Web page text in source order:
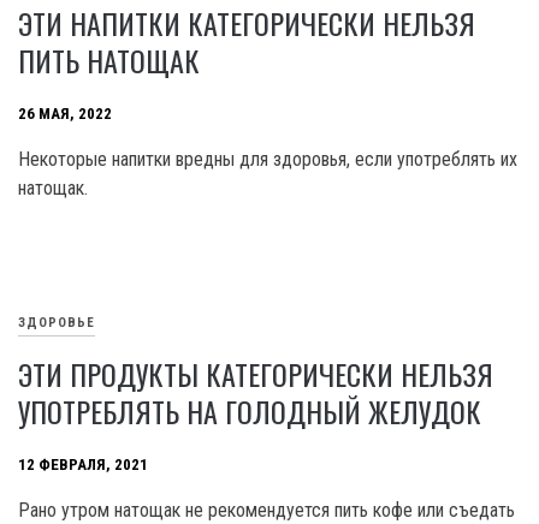
ЭТИ НАПИТКИ КАТЕГОРИЧЕСКИ НЕЛЬЗЯ
ПИТЬ НАТОЩАК
26 МАЯ, 2022
Некоторые напитки вредны для здоровья, если употреблять их
натощак.
ЗДОРОВЬЕ
ЭТИ ПРОДУКТЫ КАТЕГОРИЧЕСКИ НЕЛЬЗЯ
УПОТРЕБЛЯТЬ НА ГОЛОДНЫЙ ЖЕЛУДОК
12 ФЕВРАЛЯ, 2021
Рано утром натощак не рекомендуется пить кофе или съедать